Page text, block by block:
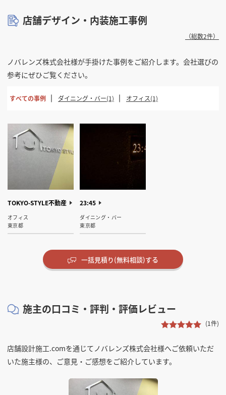
店舗デザイン・内装施工事例
（総数2件）
ノバレンズ株式会社様が手掛けた事例をご紹介します。会社選びの
参考にぜひご覧ください。
すべての事例 ダイニング・バー(1) オフィス(1)
TOKYO-STYLE不動産
オフィス
東京都
23:45
ダイニング・バー
東京都
東京都
東京都
一括見積り(無料相談)する
施主の口コミ・評判・評価レビュー
(1件)
店舗設計施工.comを通じてノバレンズ株式会社様へご依頼いただ
いた施主様の、ご意見・ご感想をご紹介しています。